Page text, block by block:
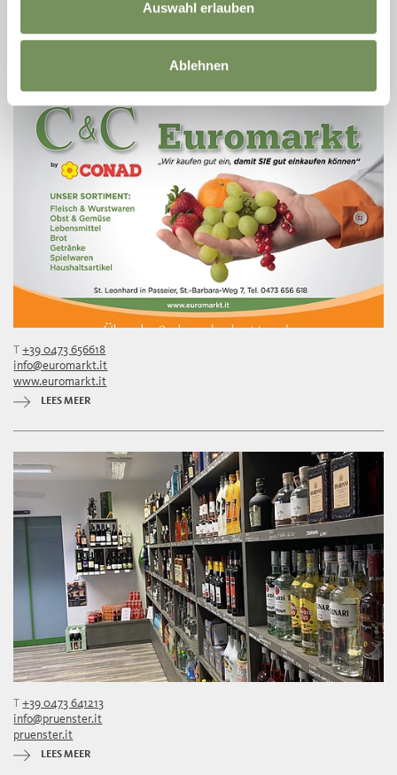
Auswahl erlauben
Ablehnen
T+39 0473 656618
info@euromarkt.it
www.euromarkt.it
LEES MEER
T+39 0473 641213
info@pruenster.it
pruenster.it
LEES MEER